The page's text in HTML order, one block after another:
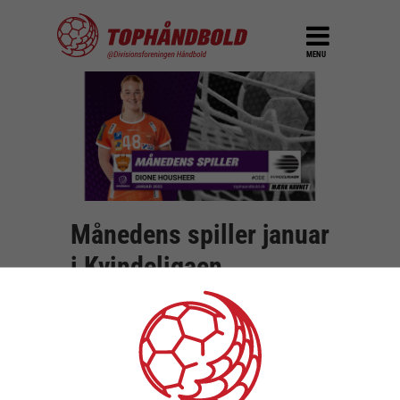
MENU
Månedens spiller januar
i Kvindeligaen
3. februar 2023
Der var fuld gang i Kvindeligaen i januar
med fem spillerunder, og den spiller, der